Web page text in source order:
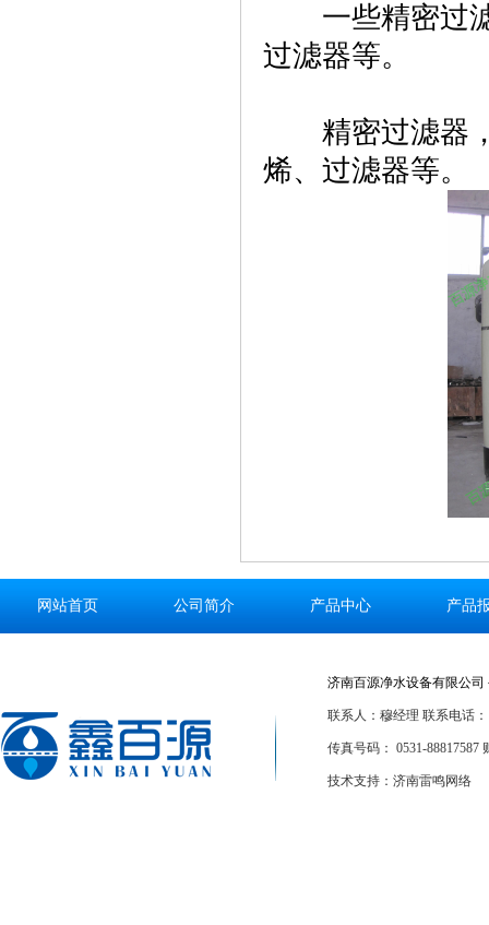
一些精密过滤
过滤器等。
精密过滤器，
烯、过滤器等。
网站首页 公司简介 产品中心 产品
济南百源净水设备有限公
联系人：穆经理 联系电话：
传真号码： 0531-88817587
技术支持：济南雷鸣网络